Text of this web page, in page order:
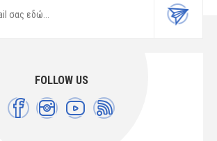
FOLLOW US